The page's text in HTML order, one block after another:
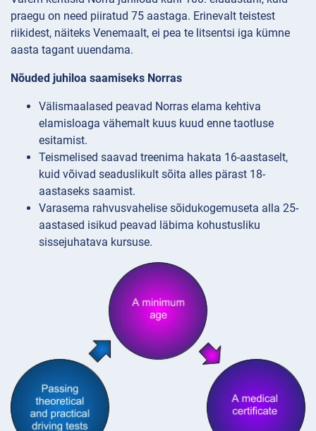
praegu on need piiratud 75 aastaga. Erinevalt teistest
riikidest, näiteks Venemaalt, ei pea te litsentsi iga kümne
aasta tagant uuendama.
Nõuded juhiloa saamiseks Norras
Välismaalased peavad Norras elama kehtiva
elamisloaga vähemalt kuus kuud enne taotluse
esitamist.
Teismelised saavad treenima hakata 16-aastaselt,
kuid võivad seaduslikult sõita alles pärast 18-
aastaseks saamist.
Varasema rahvusvahelise sõidukogemuseta alla 25-
aastased isikud peavad läbima kohustusliku
sissejuhatava kursuse.